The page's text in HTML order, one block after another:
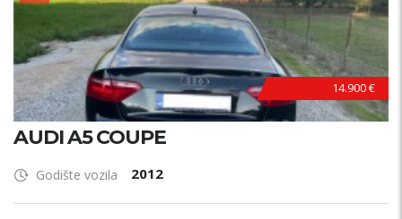
14.900 €
AUDI A5 COUPE
Godište vozila 2012